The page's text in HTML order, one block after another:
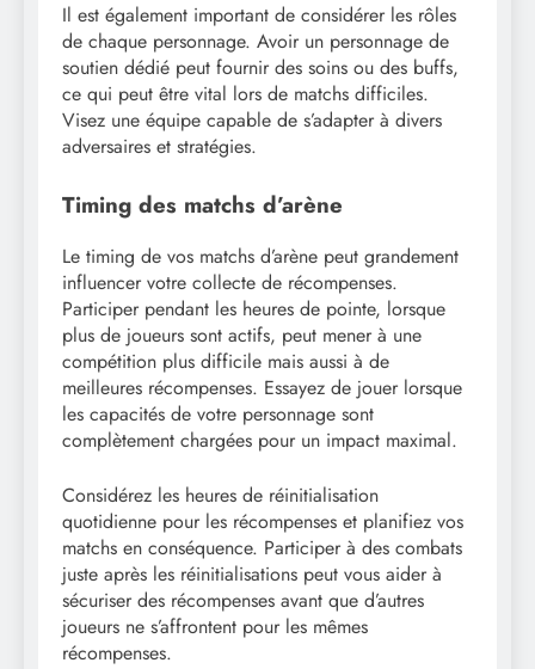
Il est également important de considérer les rôles
de chaque personnage. Avoir un personnage de
soutien dédié peut fournir des soins ou des buffs,
ce qui peut être vital lors de matchs difficiles.
Visez une équipe capable de s’adapter à divers
adversaires et stratégies.
Timing des matchs d’arène
Le timing de vos matchs d’arène peut grandement
influencer votre collecte de récompenses.
Participer pendant les heures de pointe, lorsque
plus de joueurs sont actifs, peut mener à une
compétition plus difficile mais aussi à de
meilleures récompenses. Essayez de jouer lorsque
les capacités de votre personnage sont
complètement chargées pour un impact maximal.
Considérez les heures de réinitialisation
quotidienne pour les récompenses et planifiez vos
matchs en conséquence. Participer à des combats
juste après les réinitialisations peut vous aider à
sécuriser des récompenses avant que d’autres
joueurs ne s’affrontent pour les mêmes
récompenses.